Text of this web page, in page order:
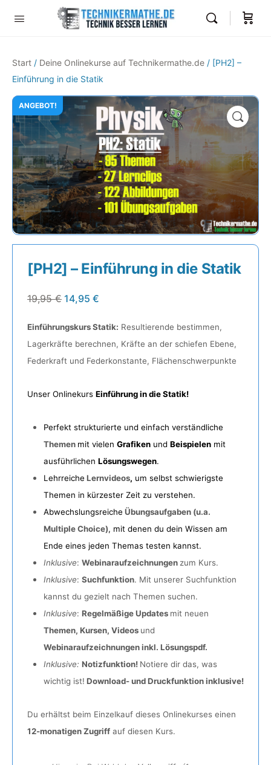
Start / Deine Onlinekurse auf Technikermathe.de / [PH2] –
Einführung in die Statik
ANGEBOT!
🔍
[PH2] – Einführung in die Statik
19,95€ 14,95 €
Einführungskurs Statik: Resultierende bestimmen,
Lagerkräfte berechnen, Kräfte an der schiefen Ebene,
Federkraft und Federkonstante, Flächenschwerpunkte
Unser Onlinekurs Einführung in die Statik!
Perfekt strukturierte und einfach verständliche
Themen mit vielen Grafiken und Beispielen mit
ausführlichen Lösungswegen.
Lehrreiche Lernvideos, um selbst schwierigste
Themen in kürzester Zeit zu verstehen.
Abwechslungsreiche Übungsaufgaben (u.a.
Multiple Choice), mit denen du dein Wissen am
Ende eines jeden Themas testen kannst.
Inklusive: Webinaraufzeichnungen zum Kurs.
Inklusive: Suchfunktion. Mit unserer Suchfunktion
kannst du gezielt nach Themen suchen.
Inklusive: Regelmäßige Updates mit neuen
Themen, Kursen, Videos und
Webinaraufzeichnungen inkl. Lösungspdf.
Inklusive: Notizfunktion! Notiere dir das, was
wichtig ist! Download- und Druckfunktion inklusive!
Du erhältst beim Einzelkauf dieses Onlinekurses einen
12-monatigen Zugriff auf diesen Kurs.